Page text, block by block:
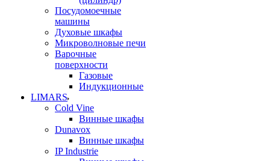
Посудомоечные
машины
Духовые шкафы
Микроволновые печи
Варочные
поверхности
Газовые
Индукционные
LIMARS
Cold Vine
Винные шкафы
Dunavox
Винные шкафы
IP Industrie